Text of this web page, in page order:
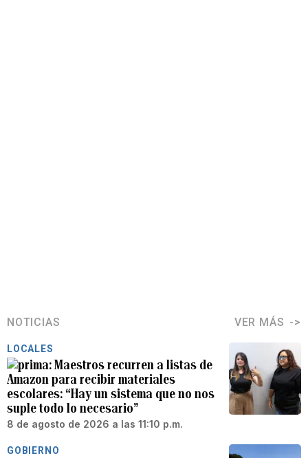
NOTICIAS VER MÁS
LOCALES
Maestros recurren a listas de
Amazon para recibir materiales
escolares: “Hay un sistema que no nos
suple todo lo necesario”
8 de agosto de 2026 a las 11:10 p.m.
GOBIERNO